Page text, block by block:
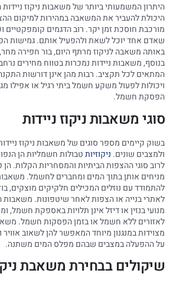
היתרון המשמעותי ביותר של משאבות ניקוז ניידות
היכולת להעביר את המשאבה במהירות למיקום
מורכבת חוסכת זמן יקר. רוב הדגמים
שאדם אחד יוכל לשאת ולהפעיל אותם. גמישות
באותה משאבה לניקוז מרתף היום, בור חפירה
בנוסף, משאבות ניידות נמכרות בטווח מחירים
המתאים לכל תקציב. רבות מהן אינן דורשות
ויכולות לפעול משקע חשמל ביתי רגיל או אפילו
הפסקת חשמל.
סוגי משאבות ניקוז ניידות
בשוק קיימים מספר סוגים של משאבות ניקוז
ולמצבים שונים. ניקוזיותטבולות חשמליות הן
לרוב סוגי ההצפות הביתיות והמסחריות הקלות.
מניחים אותן בתוך המים ומחברים לחשמל.
להתמודד עם נוזלים המכילים חלקיקים מוצקים,
לאתרי בנייה או הצפות לאחר שיטפונות.
מנועי בנזין או דיזל אינן תלויות באספקת חשמל,
לאזורים ללא חשמל או בזמן הפסקות חשמל.
מצוידות במנגנון מיוחד המאפשר להן לשאוב
על ההפעלה במצבים שבהם מפלס המים משתנה.
שיקולים בבחירת משאבת